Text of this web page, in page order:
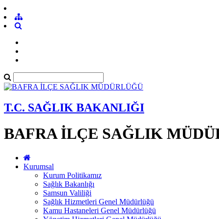
T.C. SAĞLIK BAKANLIĞI
BAFRA İLÇE SAĞLIK
Kurumsal
Kurum Politikamız
Sağlık Bakanlığı
Samsun Valiliği
Sağlık Hizmetleri Genel Müdürlüğü
Kamu Hastaneleri Genel Müdürlüğü